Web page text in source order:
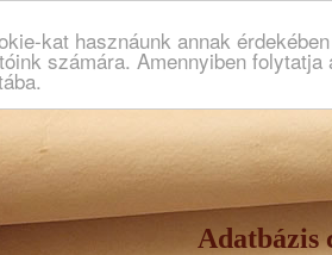
kat hasznáunk annak
számára. Amennyiben
Adatbázis